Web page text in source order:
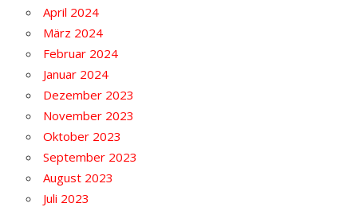
April 2024
März 2024
Februar 2024
Januar 2024
Dezember 2023
November 2023
Oktober 2023
September 2023
August 2023
Juli 2023